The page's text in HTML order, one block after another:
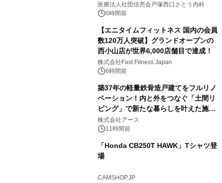
医療法人社団信亮会戸塚西口さとう内科
6時間前
【エニタイムフィットネス 国内の会員
数120万人突破】グランドオープンの
西小山店が世界6,000店舗目で達成！
株式会社Fast Fitness Japan
6時間前
築37年の軽量鉄骨造戸建てをフルリノ
ベーション！内と外をつなぐ「土間リ
ビング」で新たな暮らしを叶えた施工
事例を株式会社アースが公開
株式会社アース
11時間前
「Honda CB250T HAWK」Tシャツ登
場
CAMSHOP.JP